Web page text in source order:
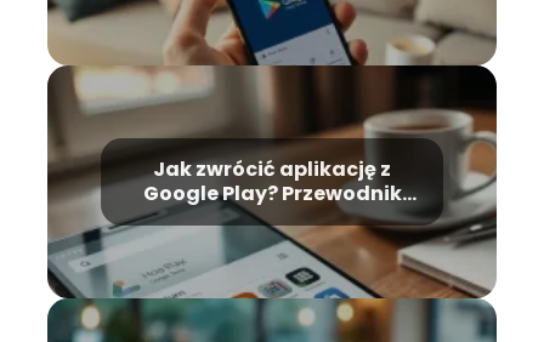
Jak zwrócić aplikację z
Google Play? Przewodnik
krok po kroku